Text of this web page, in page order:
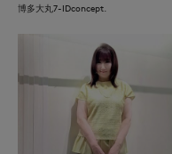
博多大丸7-IDconcept.